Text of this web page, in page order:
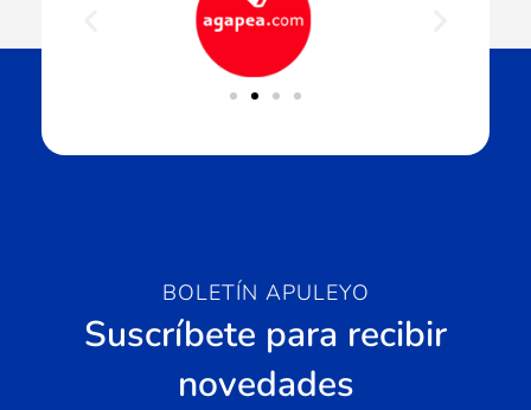
BOLETÍN APULEYO
Suscríbete para recibir
novedades